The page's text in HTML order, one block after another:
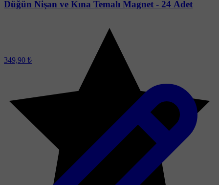
Düğün Nişan ve Kına Temalı Magnet - 24 Adet
349,90 ₺